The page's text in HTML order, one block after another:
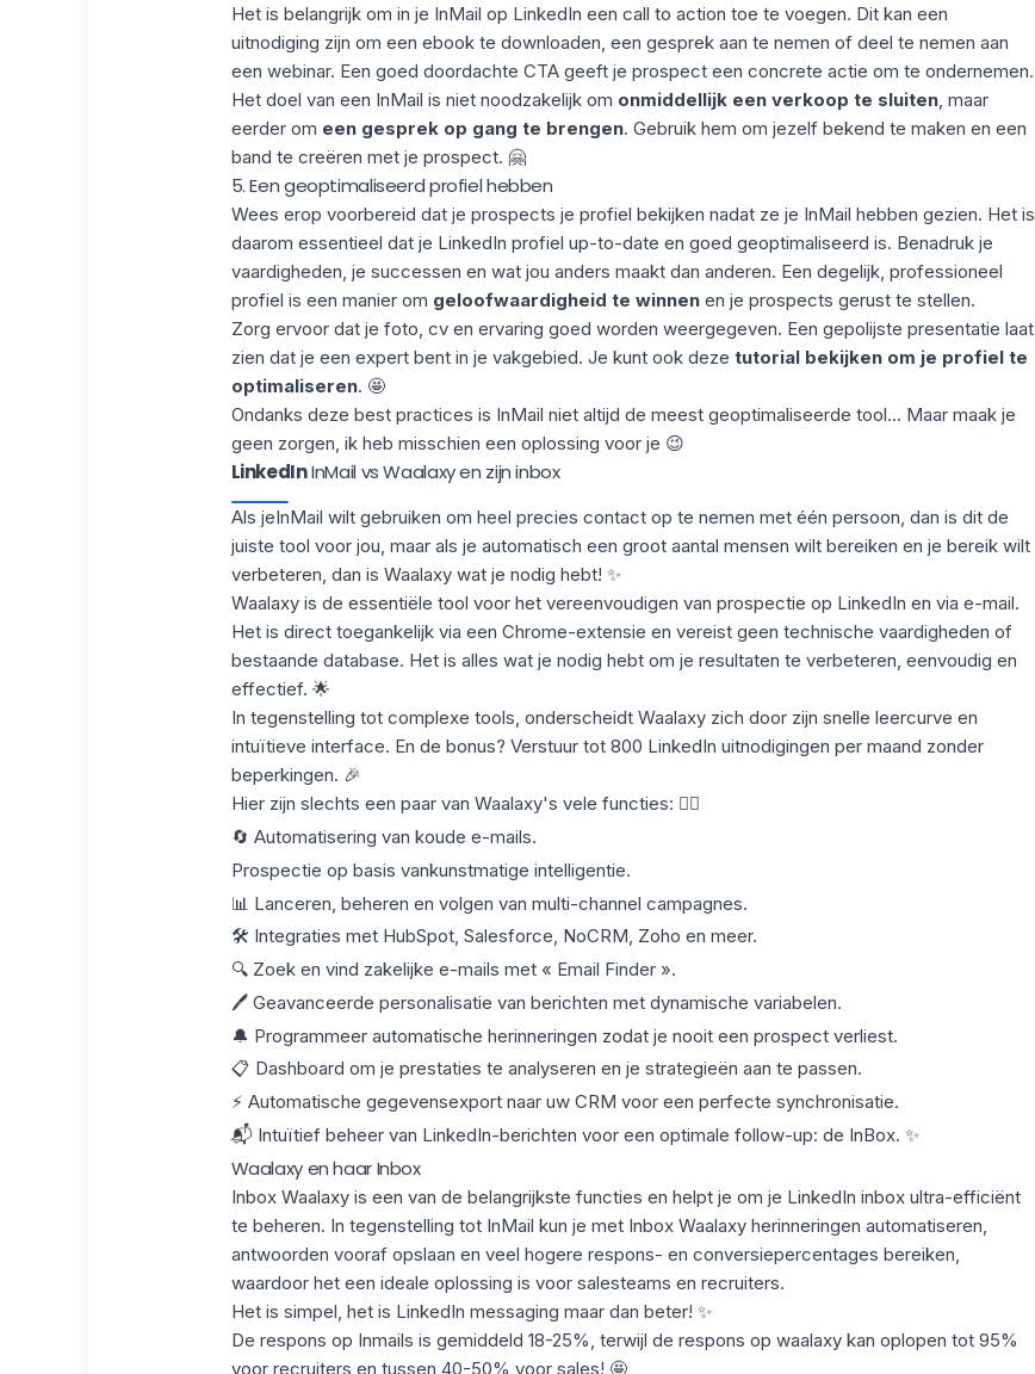
Het is belangrijk om in je InMail op LinkedIn een call to action toe te voegen. Dit kan een
uitnodiging zijn om een ebook te downloaden, een gesprek aan te nemen of deel te nemen aan
een webinar. Een goed doordachte CTA geeft je prospect een concrete actie om te ondernemen.
Het doel van een InMail is niet noodzakelijk om onmiddellijk een verkoop te sluiten, maar
eerder om een gesprek op gang te brengen. Gebruik hem om jezelf bekend te maken en een
band te creëren met je prospect. 🤗
5. Een geoptimaliseerd profiel hebben
Wees erop voorbereid dat je prospects je profiel bekijken nadat ze je InMail hebben gezien. Het is
daarom essentieel dat je LinkedIn profiel up-to-date en goed geoptimaliseerd is. Benadruk je
vaardigheden, je successen en wat jou anders maakt dan anderen. Een degelijk, professioneel
profiel is een manier om geloofwaardigheid te winnenen je prospects gerust te stellen.
Zorg ervoor dat je foto, cv en ervaring goed worden weergegeven. Een gepolijste presentatie laat
zien dat je een expert bent in je vakgebied. Je kunt ook deze tutorial bekijken om je profiel te
optimaliseren. 🤩
Ondanks deze best practices is InMail niet altijd de meest geoptimaliseerde tool... Maar maak je
geen zorgen, ik heb misschien een oplossing voor je 😉
LinkedInInMail vs Waalaxy en zijn inbox
Als jeInMail wilt gebruiken om heel precies contact op te nemen met één persoon, dan is dit de
juiste tool voor jou, maar als je automatisch een groot aantal mensen wilt bereiken en je bereik wilt
verbeteren, dan is Waalaxy wat je nodig hebt! ✨
Waalaxy is de essentiële tool voor het vereenvoudigen van prospectie op LinkedIn en via e-mail.
Het is direct toegankelijk via een Chrome-extensie en vereist geen technische vaardigheden of
bestaande database. Het is alles wat je nodig hebt om je resultaten te verbeteren, eenvoudig en
effectief. 🌟
In tegenstelling tot complexe tools, onderscheidt Waalaxy zich door zijn snelle leercurve en
intuïtieve interface. En de bonus? Verstuur tot 800 LinkedIn uitnodigingen per maand zonder
beperkingen. 🎉
Hier zijn slechts een paar van Waalaxy's vele functies: 👇🏼
🔄 Automatisering van koude e-mails.
Prospectie op basis vankunstmatige intelligentie.
📊 Lanceren, beheren en volgen van multi-channel campagnes.
🛠️ Integraties met HubSpot, Salesforce, NoCRM, Zoho en meer.
🔍 Zoek en vind zakelijke e-mails met « Email Finder ».
🖊️ Geavanceerde personalisatie van berichten met dynamische variabelen.
🔔 Programmeer automatische herinneringen zodat je nooit een prospect verliest.
📋 Dashboard om je prestaties te analyseren en je strategieën aan te passen.
⚡ Automatische gegevensexport naar uw CRM voor een perfecte synchronisatie.
📬 Intuïtief beheer van LinkedIn-berichten voor een optimale follow-up: de InBox. ✨
Waalaxy en haar Inbox
Inbox Waalaxyis een van de belangrijkste functies en helpt je om je LinkedIn inbox ultra-efficiënt
te beheren. In tegenstelling tot InMail kun je met Inbox Waalaxy herinneringen automatiseren,
antwoorden vooraf opslaan en veel hogere respons- en conversiepercentages bereiken,
waardoor het een ideale oplossing is voor salesteams en recruiters.
Het is simpel, het is LinkedIn messaging maar dan beter! ✨
De respons op Inmails is gemiddeld 18-25% , terwijl de respons op waalaxy kan oplopen tot 95%
voor recruiters en tussen 40-50% voor sales! 🤩